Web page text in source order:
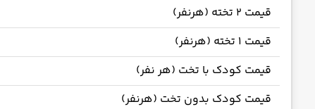
قیمت 2 تخته (هرنفر)
قیمت 1 تخته (هرنفر)
قیمت کودک با تخت (هر نفر)
قیمت کودک بدون تخت (هرنفر)